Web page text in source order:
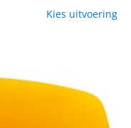
Kies uitvoering